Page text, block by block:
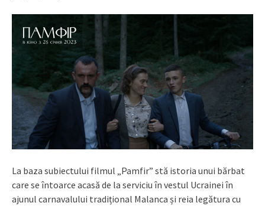
La baza subiectului filmul „Pamfir” stă istoria unui bărbat
care se întoarce acasă de la serviciu în vestul Ucrainei în
ajunul carnavalului tradițional Malanca și reia legătura cu